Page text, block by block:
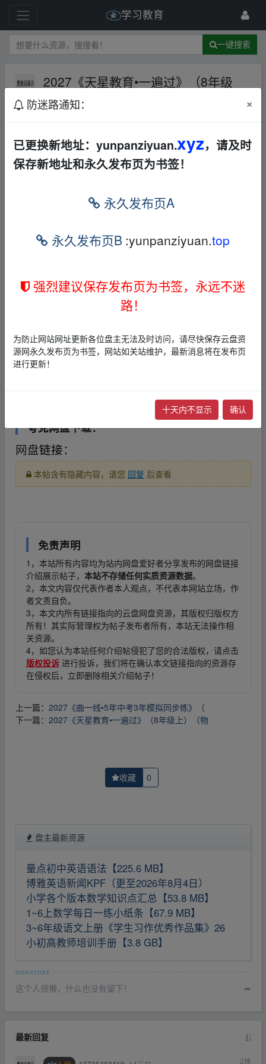
学习教育
一键搜索
2027《天星教育•一遍过》（8年级
上）（数学）（华师版）【226.5M
B】
夸克网盘
2027《天星教育•一遍过》（8年级上）（数
(13.9 MB)
📄 26秋初中一遍过八上数学华师 单元卷教用.
📄 26秋初中一遍过八上数学华师 主书.pdf (1
68.3 MB)
▪fr▂om w_ww.y‥un pan zi、yu‥an.xy_z
夸克网盘下载：
网盘链接：
本帖含有隐藏内容，请您 回复 后查看
免责声明
1，本站所有内容均为站内网盘爱好者分享发布的网盘链接
介绍展示帖子， 本站不存储任何实质资源数据。
2，本文内容仅代表作者本人观点，不代表本网站立场，作
者文责自负。
3，本文内所有链接指向的云盘网盘资源，其版权归版权方
所有！其实际管理权为帖子发布者所有，本站无法操作相
关资源。
4，如您认为本站任何介绍帖侵犯了您的合法版权，请点击
版权投诉 进行投诉，我们将在确认本文链接指向的资源存
在侵权后，立即删除相关介绍帖子！
上一篇： 2027《曲一线•5年中考3年模拟同步练》（
下一篇： 2027《天星教育•一遍过》（8年级上）（物
收藏 0
盘主最新资源
量点初中英语语法【225.6 MB】
博雅英语新闻KPF（更至2026年8月4日）
小学各个版本数学知识点汇总【53.8 MB】
1~6上数学每日一练小纸条【67.9 MB】
3~6年级语文上册《学生习作优秀作品集》26
小初高教师培训手册【3.8 GB】
这个人很懒，什么也没有留下！ ➦
最新回复
2楼
防迷路通知： ×
已更换新地址：yunpanziyuan.xyz，请及时
保存新地址和永久发布页为书签！
永久发布页A
永久发布页B :yunpanziyuan.top
强烈建议保存发布页为书签，永远不迷
路！
为防止网站网址更新各位盘主无法及时访问，请尽快保存云盘资
源网永久发布页为书签，网站如关站维护，最新消息将在发布页
进行更新！
十天内不显示 确认